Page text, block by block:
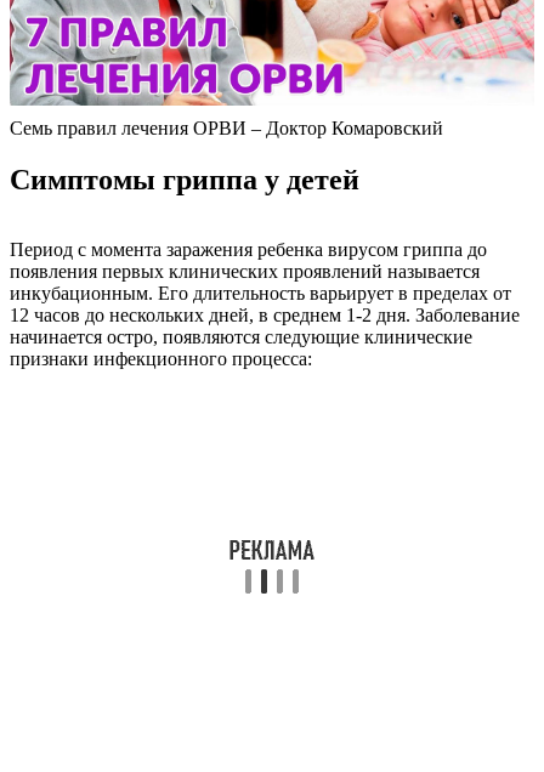
Семь правил лечения ОРВИ – Доктор Комаровский
Симптомы гриппа у детей
Период с момента заражения ребенка вирусом гриппа до
появления первых клинических проявлений называется
инкубационным. Его длительность варьирует в пределах от
12 часов до нескольких дней, в среднем 1-2 дня. Заболевание
начинается остро, появляются следующие клинические
признаки инфекционного процесса: